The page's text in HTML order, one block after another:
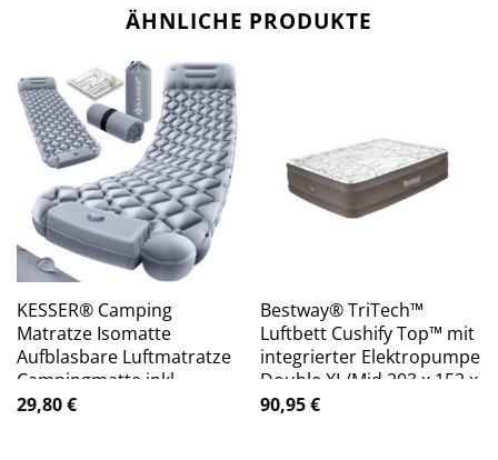
ÄHNLICHE PRODUKTE
KESSER® Camping
Matratze Isomatte
Aufblasbare Luftmatratze
Campingmatte inkl.
Tragebeutel Outdoor
29,80€
Bestway® TriTech™
Luftbett Cushify Top™ mit
integrierter Elektropumpe
Double XL/Mid 203 x 152 x
46 cm
90,95€